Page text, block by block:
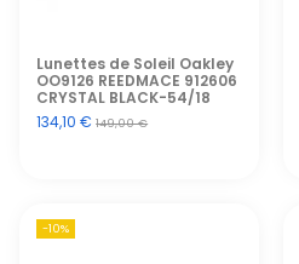
Lunettes de Soleil Oakley
OO9126 REEDMACE 912606
CRYSTAL BLACK-54/18
134,10 €149,00 €
-10%